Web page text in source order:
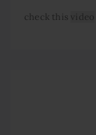
check this video